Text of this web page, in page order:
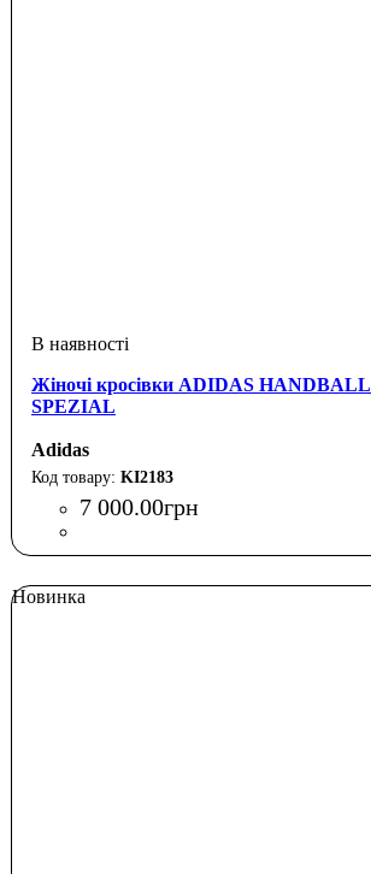
Жіночі кросівки ADIDAS HANDBALL
SPEZIAL
Adidas
KI2183
7 000.00грн
Новинка